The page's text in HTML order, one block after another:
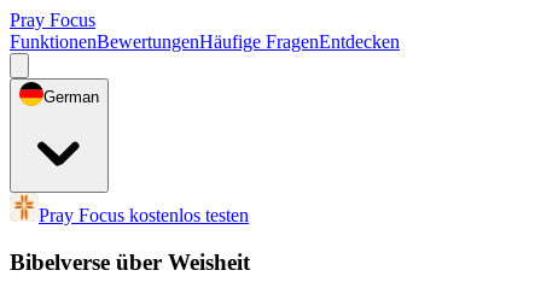
Pray Focus
FunktionenBewertungenHäufige FragenEntdecken
German
Pray Focus kostenlos testen
Bibelverse über Weisheit